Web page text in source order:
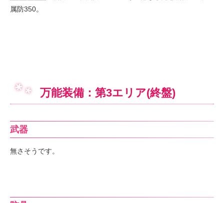
属防350。
万能装備：第3エリア(終盤)
武器
無さそうです。